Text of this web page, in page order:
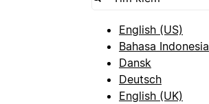
English (US)
Bahasa Indonesia
Dansk
Deutsch
English (UK)